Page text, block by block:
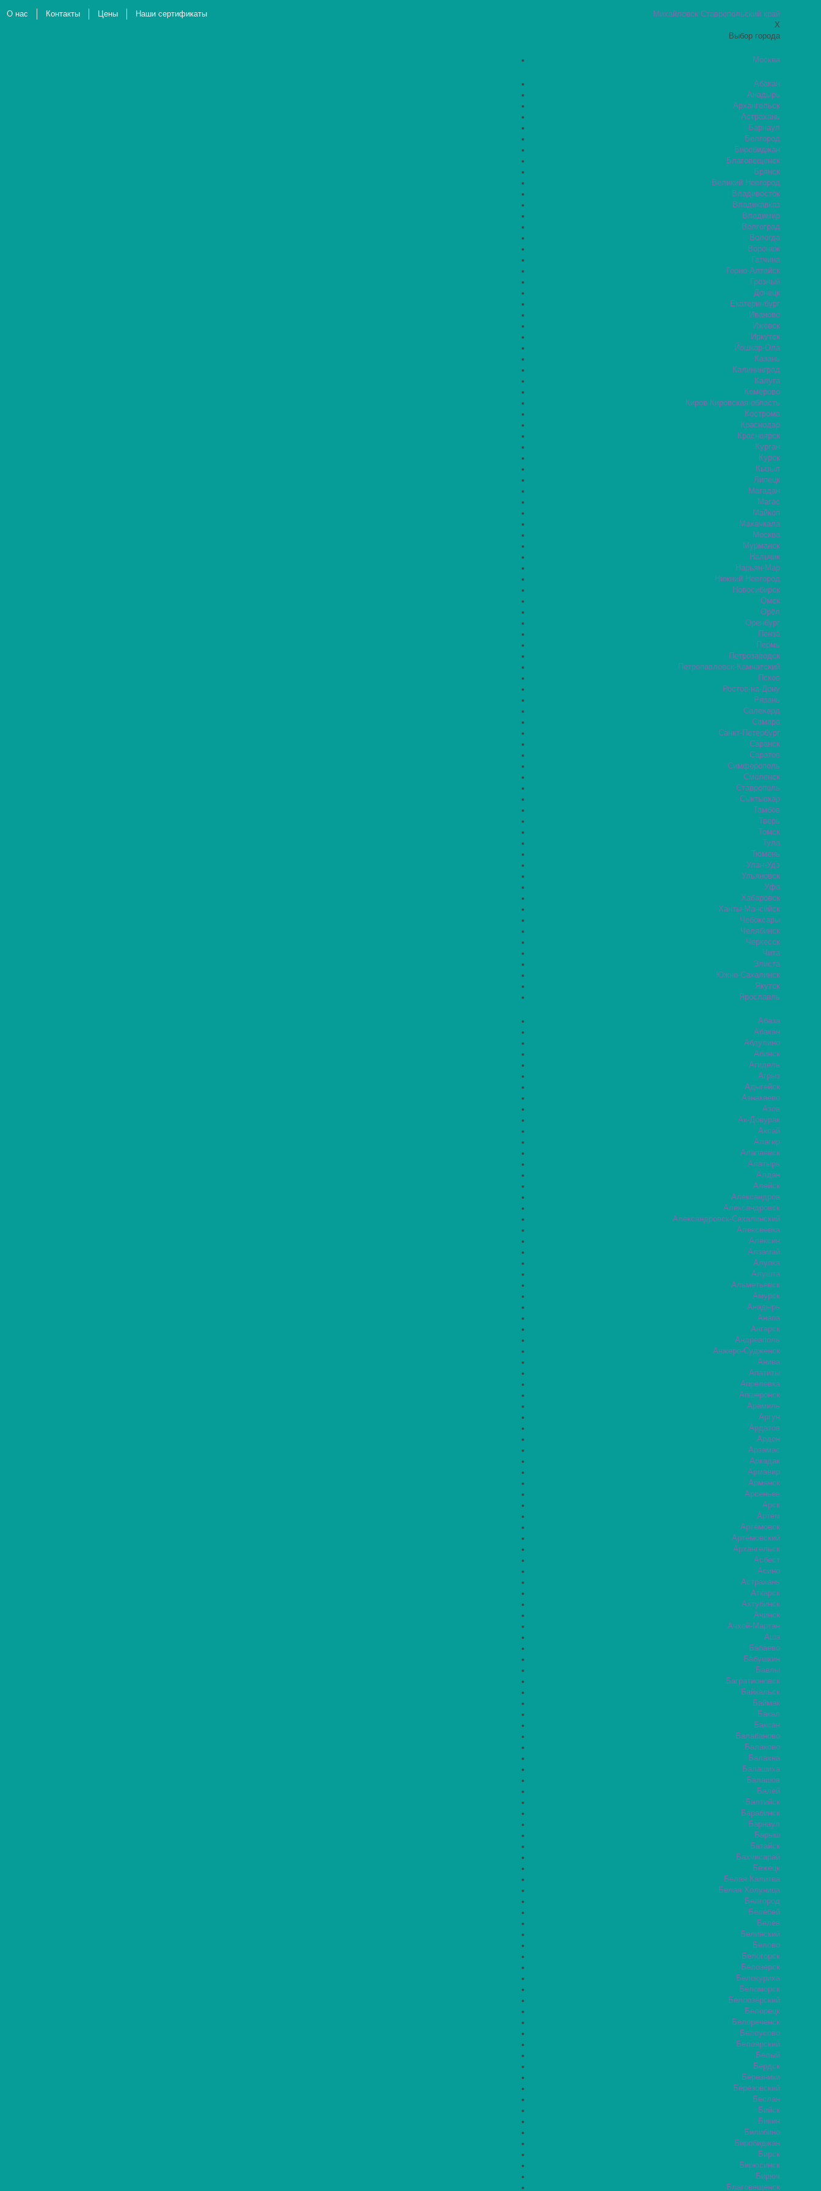
Михайловск Ставропольский край
X
Выбор города
Москва
Абакан
Анадырь
Архангельск
Астрахань
Барнаул
Белгород
Биробиджан
Благовещенск
Брянск
Великий Новгород
Владивосток
Владикавказ
Владимир
Волгоград
Вологда
Воронеж
Гатчина
Горно-Алтайск
Грозный
Донецк
Екатеринбург
Иваново
Ижевск
Иркутск
Йошкар-Ола
Казань
Калининград
Калуга
Кемерово
Киров Кировская область
Кострома
Краснодар
Красноярск
Курган
Курск
Кызыл
Липецк
Магадан
Магас
Майкоп
Махачкала
Москва
Мурманск
Нальчик
Нарьян-Мар
Нижний Новгород
Новосибирск
Омск
Орёл
Оренбург
Пенза
Пермь
Петрозаводск
Петропавловск-Камчатский
Псков
Ростов-на-Дону
Рязань
Салехард
Самара
Санкт-Петербург
Саранск
Саратов
Симферополь
Смоленск
Ставрополь
Сыктывкар
Тамбов
Тверь
Томск
Тула
Тюмень
Улан-Удэ
Ульяновск
Уфа
Хабаровск
Ханты-Мансийск
Чебоксары
Челябинск
Черкесск
Чита
Элиста
Южно-Сахалинск
Якутск
Ярославль
Абаза
Абакан
Абдулино
Абинск
Агидель
Агрыз
Адыгейск
Азнакаево
Азов
Ак-Довурак
Аксай
Алагир
Алапаевск
Алатырь
Алдан
Алейск
Александров
Александровск
Александровск-Сахалинский
Алексеевка
Алексин
Алзамай
Алупка
Алушта
Альметьевск
Амурск
Анадырь
Анапа
Ангарск
Андреаполь
Анжеро-Судженск
Анива
Апатиты
Апрелевка
Апшеронск
Арамиль
Аргун
Ардатов
Ардон
Арзамас
Аркадак
Армавир
Армянск
Арсеньев
Арск
Артём
Артёмовск
Артёмовский
Архангельск
Асбест
Асино
Астрахань
Аткарск
Ахтубинск
Ачинск
Ачхой-Мартан
Аша
Бабаево
Бабушкин
Бавлы
Багратионовск
Байкальск
Баймак
Бакал
Баксан
Балабаново
Балаково
Балахна
Балашиха
Балашов
Балей
Балтийск
Барабинск
Барнаул
Барыш
Батайск
Бахчисарай
Бежецк
Белая Калитва
Белая Холуница
Белгород
Белебей
Белёв
Белинский
Белово
Белогорск
Белозерск
Белокуриха
Беломорск
Белоозёрский
Белорецк
Белореченск
Белоусово
Белоярский
Белый
Бердск
Березники
Берёзовский
Беслан
Бийск
Бикин
Билибино
Биробиджан
Бирск
Бирюсинск
Бирюч
Благовещенск
О нас Контакты Цены Наши сертификаты